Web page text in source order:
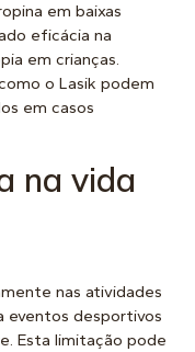
em baixas
eficácia na
em crianças.
o Lasik podem
em casos
na vida
nas atividades
eventos desportivos
Esta limitação pode